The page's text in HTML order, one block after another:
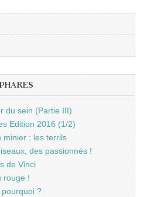
du sein (Partie III)
Edition 2016 (1/2)
minier : les terrils
des passionnés !
de Vinci
rouge !
?